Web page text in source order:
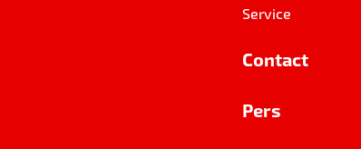
Service
Contact
Pers